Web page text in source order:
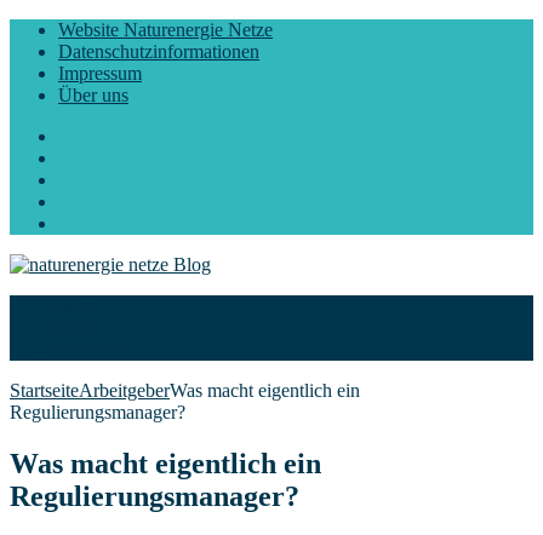
Website Naturenergie Netze
Datenschutzinformationen
Impressum
Über uns
StartseiteArbeitgeberWas macht eigentlich ein
Regulierungsmanager?
Was macht eigentlich ein
Regulierungsmanager?